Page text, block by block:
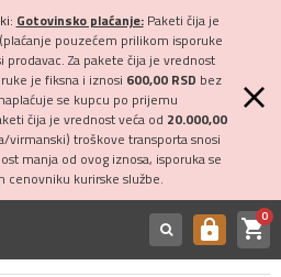
Gotovinsko plaćanje:Paketi čija je
(plaćanje pouzećem prilikom isporuke
Za pakete čija je vrednost
je fiksna i iznosi 600,00 RSD bez
se kupcu po prijemu
čija je vrednost veća od 20.000,00
virmanski) troškove transporta snosi
manja od ovog iznosa, isporuka se
cenovniku kurirske službe.
https shopping_cart0